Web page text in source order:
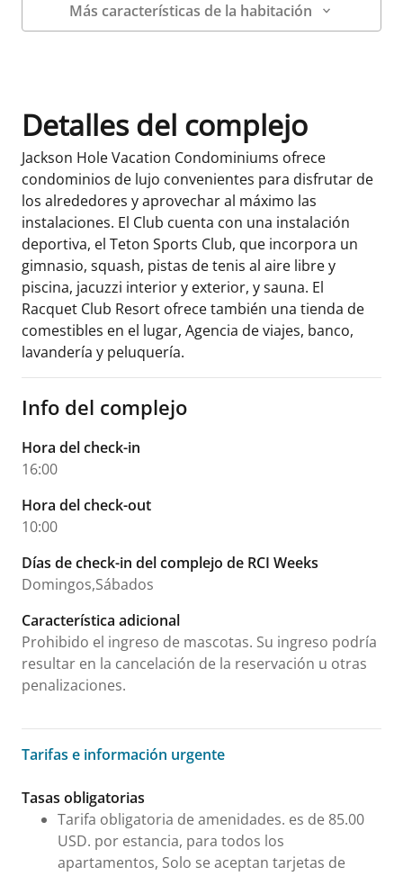
Más características de la habitación
Detalles del complejo
Jackson Hole Vacation Condominiums ofrece
condominios de lujo convenientes para disfrutar de
los alrededores y aprovechar al máximo las
instalaciones. El Club cuenta con una instalación
deportiva, el Teton Sports Club, que incorpora un
gimnasio, squash, pistas de tenis al aire libre y
piscina, jacuzzi interior y exterior, y sauna. El
Racquet Club Resort ofrece también una tienda de
comestibles en el lugar, Agencia de viajes, banco,
lavandería y peluquería.
Info del complejo
Hora del check-in
16:00
Hora del check-out
10:00
Días de check-in del complejo de RCI Weeks
Domingos,Sábados
Característica adicional
Prohibido el ingreso de mascotas. Su ingreso podría
resultar en la cancelación de la reservación u otras
penalizaciones.
Tarifas e información urgente
Tarifas e información urgente
Tasas obligatorias
Tarifa obligatoria de amenidades. es de 85.00
USD. por estancia, para todos los
apartamentos, Solo se aceptan tarjetas de